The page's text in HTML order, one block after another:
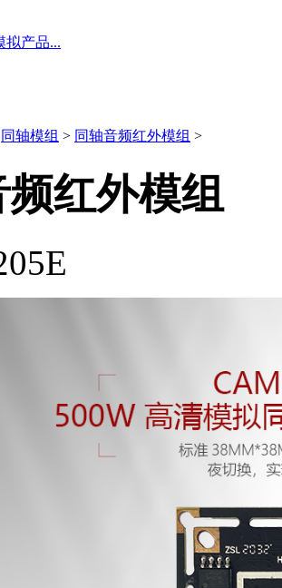
拟产品...
同轴模组 > 同轴音频红外模组 >
频红外模组